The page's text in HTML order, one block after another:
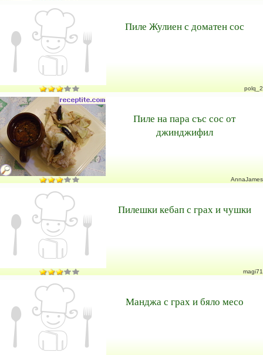
Пиле Жулиен с доматен сос
polq_2
Пиле на пара със сос от
джинджифил
AnnaJames
Пилешки кебап с грах и чушки
magi71
Манджа с грах и бяло месо